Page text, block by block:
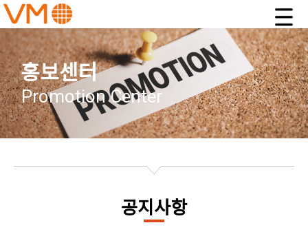
홍보센터
Promotion Center
공지사항